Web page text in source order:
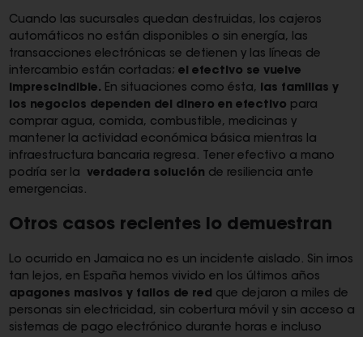
Cuando las sucursales quedan destruidas, los cajeros
automáticos no están disponibles o sin energía, las
transacciones electrónicas se detienen y las líneas de
intercambio están cortadas; el efectivo se vuelve
imprescindible. En situaciones como ésta, las familias y
los negocios dependen del dinero en efectivo para
comprar agua, comida, combustible, medicinas y
mantener la actividad económica básica mientras la
infraestructura bancaria regresa. Tener efectivo a mano
podría ser la verdadera solución de resiliencia ante
emergencias.
Otros casos recientes lo demuestran
Lo ocurrido en Jamaica no es un incidente aislado. Sin irnos
tan lejos, en España hemos vivido en los últimos años
apagones masivos y fallos de red que dejaron a miles de
personas sin electricidad, sin cobertura móvil y sin acceso a
sistemas de pago electrónico durante horas e incluso